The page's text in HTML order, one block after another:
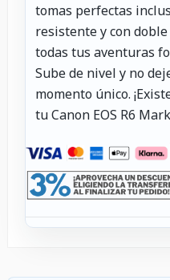
tomas perfectas
resistente y con
todas tus aventuras
Sube de nivel y no
momento único.
tu Canon EOS R6